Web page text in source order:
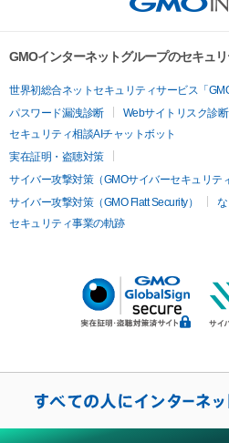
GMOインターネットグループのセキュ
世界初総合ネットセキュリティサービス「
パスワード漏洩診断
Webサイトリスク診断
セキュリティ相談AIチャットボット
実在証明・盗聴対策
サイバー攻撃対策（GMOサイバーセキュリテ
サイバー攻撃対策（GMO Flatt Security）
セキュリティ事業の軌跡